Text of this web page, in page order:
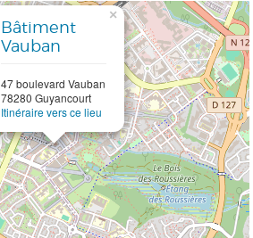
Bâtiment
Vauban
47 boulevard Vauban
78280 Guyancourt
Itinéraire vers ce lieu
×